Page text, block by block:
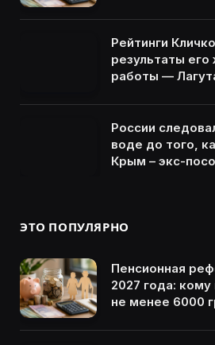
Рейтинги
результаты
работы —
России
воде до того,
Крым – экс-
ЭТО ПОПУЛЯРНО
Пенсионная
2027 года:
не менее 6000